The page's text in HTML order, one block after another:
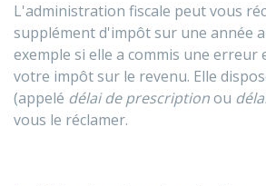
L'administration fiscale peut vous
supplément d'impôt sur une année
exemple si elle a commis une erreur
votre impôt sur le revenu. Elle
(appelé délai de prescriptionou
vous le réclamer.